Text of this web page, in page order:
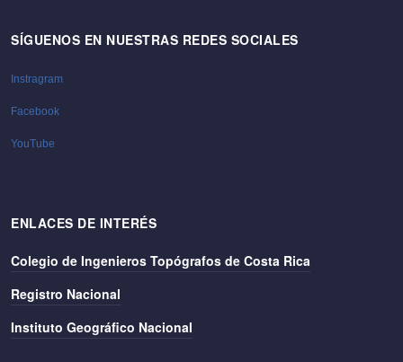
SÍGUENOS EN NUESTRAS REDES SOCIALES
Instragram
Facebook
YouTube
ENLACES DE INTERÉS
Colegio de Ingenieros Topógrafos de Costa Rica
Registro Nacional
Instituto Geográfico Nacional